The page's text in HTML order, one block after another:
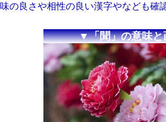
味の良さや相性の良い漢字やなども確
▼「聞」の意味と